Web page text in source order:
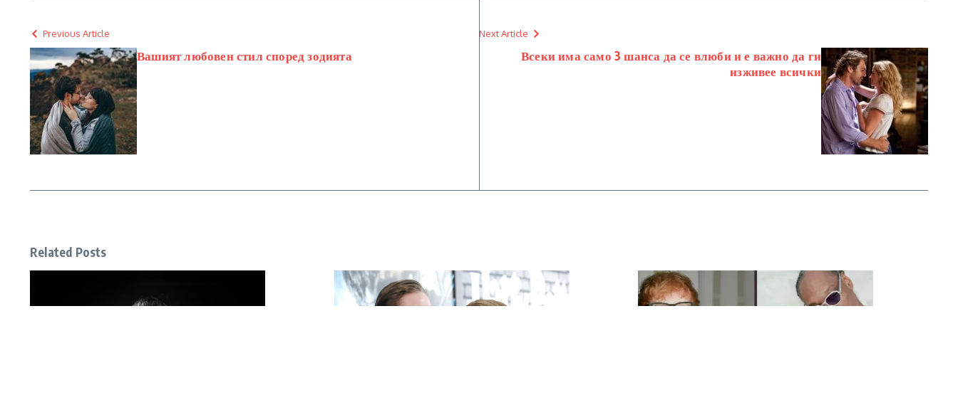
Previous Article
Вашият любовен стил според зодията
Next Article
Всеки има само 3 шанса да се влюби и е важно да ги
изживее всички
Related Posts